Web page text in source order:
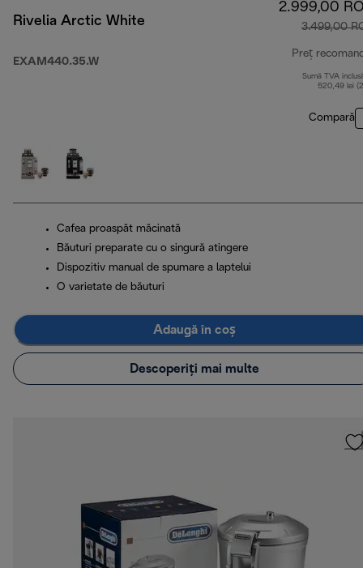
Rivelia Arctic White
EXAM440.35.W
2.999,00
3.499,00
Preț
Sumă TVA
520,49 lei
Compară
Cafea proaspăt măcinată
Băuturi preparate cu o singură atingere
Dispozitiv manual de spumare a laptelui
O varietate de băuturi
Adaugă în coș
Descoperiți mai multe